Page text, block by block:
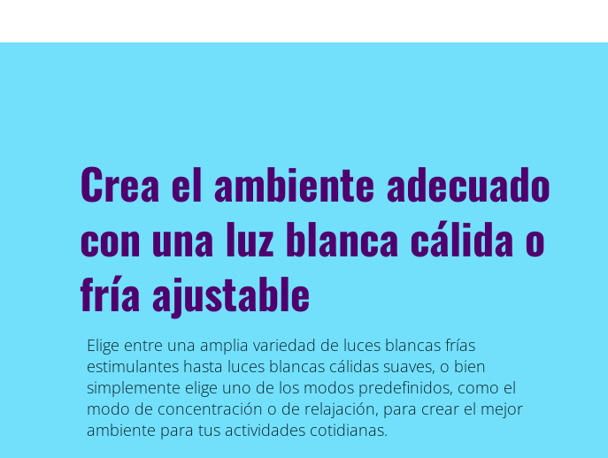
Crea el ambiente adecuado
con una luz blanca cálida o
fría ajustable
Elige entre una amplia variedad de luces blancas frías
estimulantes hasta luces blancas cálidas suaves, o bien
simplemente elige uno de los modos predefinidos, como el
modo de concentración o de relajación, para crear el mejor
ambiente para tus actividades cotidianas.